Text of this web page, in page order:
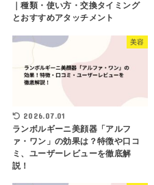
｜種類・使い方・交換タイミング
とおすすめアタッチメント
美容
2026.07.01
ランボルギーニ美顔器「アルフ
ァ・ワン」の効果は？特徴や口コ
ミ、ユーザーレビューを徹底解
説！